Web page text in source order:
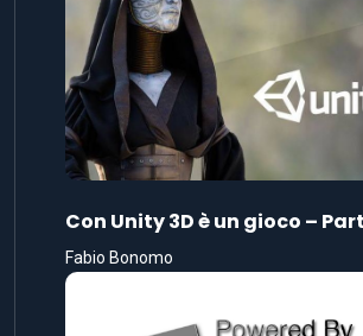
Con Unity 3D è un gioco –
Fabio Bonomo